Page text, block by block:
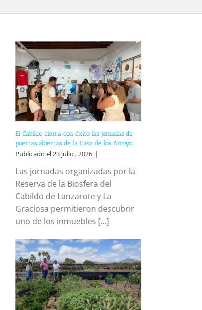
El Cabildo cierra con éxito las jornadas de
puertas abiertas de la Casa de los Arroyo
Publicado el 23 julio , 2026 |
Las jornadas organizadas por la
Reserva de la Biosfera del
Cabildo de Lanzarote y La
Graciosa permitieron descubrir
uno de los inmuebles [...]